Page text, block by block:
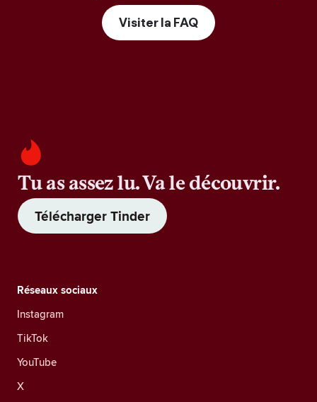
Visiter la FAQ
Tu as assez lu. Va le découvrir.
Télécharger Tinder
Réseaux sociaux
Instagram
TikTok
YouTube
X